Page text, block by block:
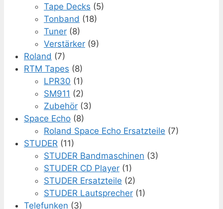
Tape Decks (5)
Tonband (18)
Tuner (8)
Verstärker (9)
Roland (7)
RTM Tapes (8)
LPR30 (1)
SM911 (2)
Zubehör (3)
Space Echo (8)
Roland Space Echo Ersatzteile (7)
STUDER (11)
STUDER Bandmaschinen (3)
STUDER CD Player (1)
STUDER Ersatzteile (2)
STUDER Lautsprecher (1)
Telefunken (3)